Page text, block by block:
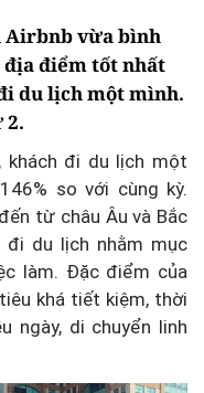
Airbnb vừa bình
địa điểm tốt nhất
du lịch một mình.
2.
khách đi du lịch một
so với cùng kỳ.
từ châu Âu và Bắc
du lịch nhằm mục
làm. Đặc điểm của
khá tiết kiệm, thời
ngày, di chuyển linh